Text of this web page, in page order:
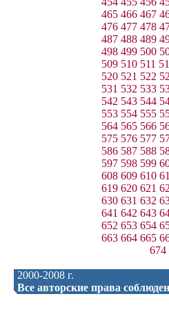
465 466 467
476 477 478
487 488 489
498 499 500
509 510 511
520 521 522
531 532 533
542 543 544
553 554 555
564 565 566
575 576 577
586 587 588
597 598 599
608 609 610
619 620 621
630 631 632
641 642 643
652 653 654
663 664 665
674
2000-2008 г.
Все авторские права